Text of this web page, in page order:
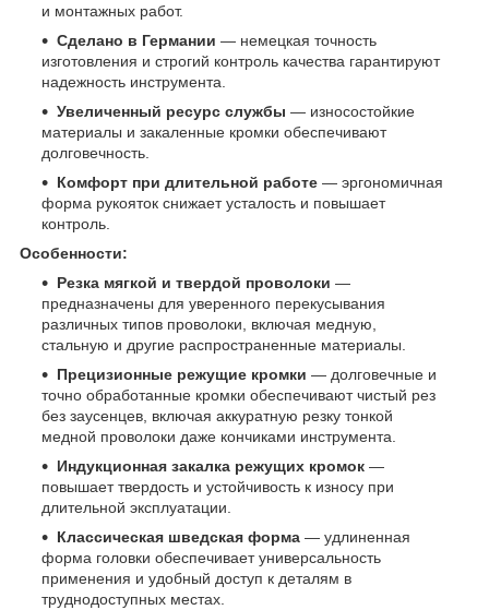
и монтажных работ.
Сделано в Германии — немецкая точность
изготовления и строгий контроль качества гарантируют
надежность инструмента.
Увеличенный ресурс службы — износостойкие
материалы и закаленные кромки обеспечивают
долговечность.
Комфорт при длительной работе — эргономичная
форма рукояток снижает усталость и повышает
контроль.
Особенности:
Резка мягкой и твердой проволоки —
предназначены для уверенного перекусывания
различных типов проволоки, включая медную,
стальную и другие распространенные материалы.
Прецизионные режущие кромки — долговечные и
точно обработанные кромки обеспечивают чистый рез
без заусенцев, включая аккуратную резку тонкой
медной проволоки даже кончиками инструмента.
Индукционная закалка режущих кромок —
повышает твердость и устойчивость к износу при
длительной эксплуатации.
Классическая шведская форма — удлиненная
форма головки обеспечивает универсальность
применения и удобный доступ к деталям в
труднодоступных местах.